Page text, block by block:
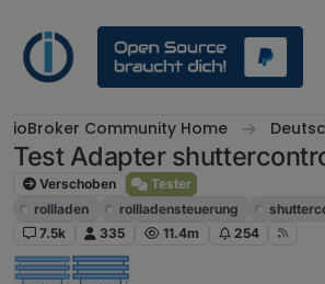
ioBroker Community Home
Test Adapter
Verschoben
Tester
rollladen
rollladensteuerung
7.5k
335 11.4m 254